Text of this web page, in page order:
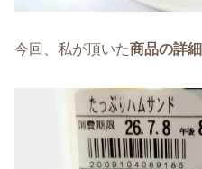
今回、私が頂いた商品の詳細